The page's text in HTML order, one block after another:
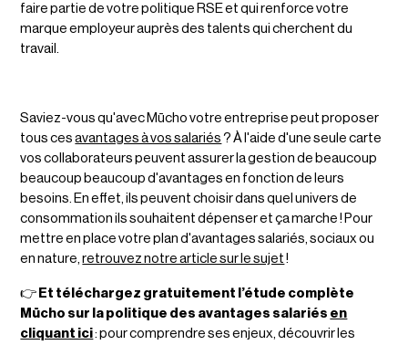
faire partie de votre politique RSE et qui renforce votre
marque employeur auprès des talents qui cherchent du
travail.
Saviez-vous qu'avec Mūcho votre entreprise peut proposer
tous cesavantages à vos salariés ? À l'aide d'une seule carte
vos collaborateurs peuvent assurer la gestion de beaucoup
beaucoup beaucoup d'avantages en fonction de leurs
besoins. En effet, ils peuvent choisir dans quel univers de
consommation ils souhaitent dépenser et ça marche ! Pour
mettre en place votre plan d'avantages salariés, sociaux ou
en nature,retrouvez notre article sur le sujet !
👉 Et téléchargez gratuitement l’étude complète
Mūcho sur la politique des avantages salariés en
cliquant ici: pour comprendre ses enjeux, découvrir les